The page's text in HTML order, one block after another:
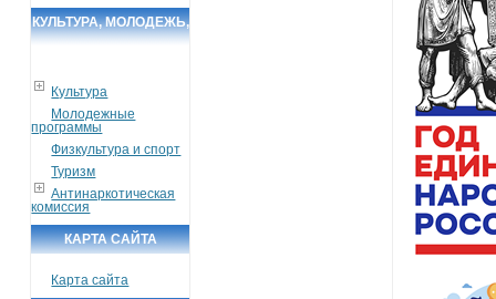
КУЛЬТУРА, МОЛОДЕЖЬ,
Культура
Молодежные
программы
Физкультура и спорт
Туризм
Антинаркотическая
комиссия
КАРТА САЙТА
Карта сайта